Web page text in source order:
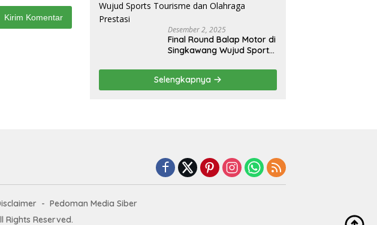
Desember 2, 2025
Final Round Balap Motor di
Singkawang Wujud Sports
Prestasi
Selengkapnya
Pedoman Media Siber
Rights Reserved.